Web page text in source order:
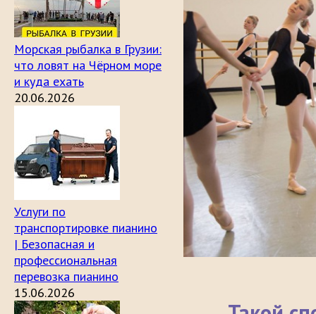
Морская рыбалка в Грузии:
что ловят на Чёрном море
и куда ехать
20.06.2026
Услуги по
транспортировке пианино
| Безопасная и
профессиональная
перевозка пианино
15.06.2026